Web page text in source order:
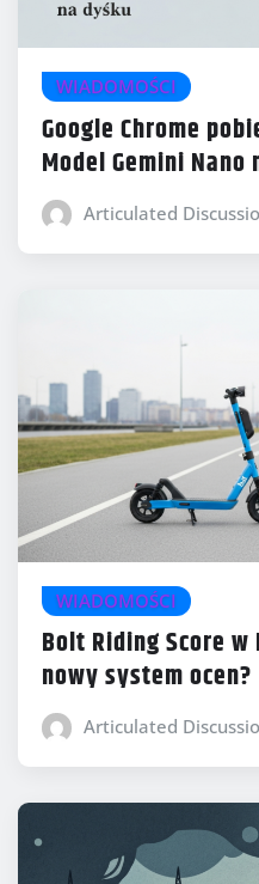
WIADOMOŚCI
Google Chrome
Model Gemini Nano
Articulated
WIADOMOŚCI
Bolt Riding Score
nowy system ocen?
Articulated